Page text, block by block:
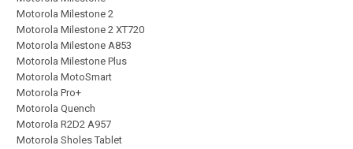
Motorola Milestone 2
Motorola Milestone 2 XT720
Motorola Milestone A853
Motorola Milestone Plus
Motorola MotoSmart
Motorola Pro+
Motorola Quench
Motorola R2D2 A957
Motorola Sholes Tablet